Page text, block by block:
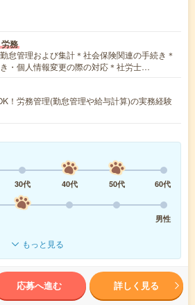
務
怠管理および集計＊社会保険関連の手続き＊
・個人情報変更の際の対応＊社労士…
！労務管理(勤怠管理や給与計算)の実務経験
30代 40代 50代
60代
男性
もっと見る
応募へ進む 詳しく見る